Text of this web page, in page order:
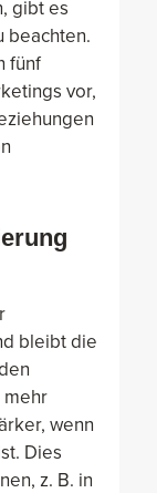
gibt es
beachten.
fünf
vor,
bleibt die
mehr
wenn
Dies
z. B. in